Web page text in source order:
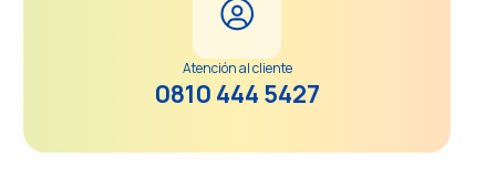
Atención al cliente
0810 444 5427